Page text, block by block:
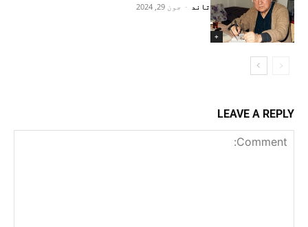
+
تاند - جون 29, 2024
LEAVE A REPLY